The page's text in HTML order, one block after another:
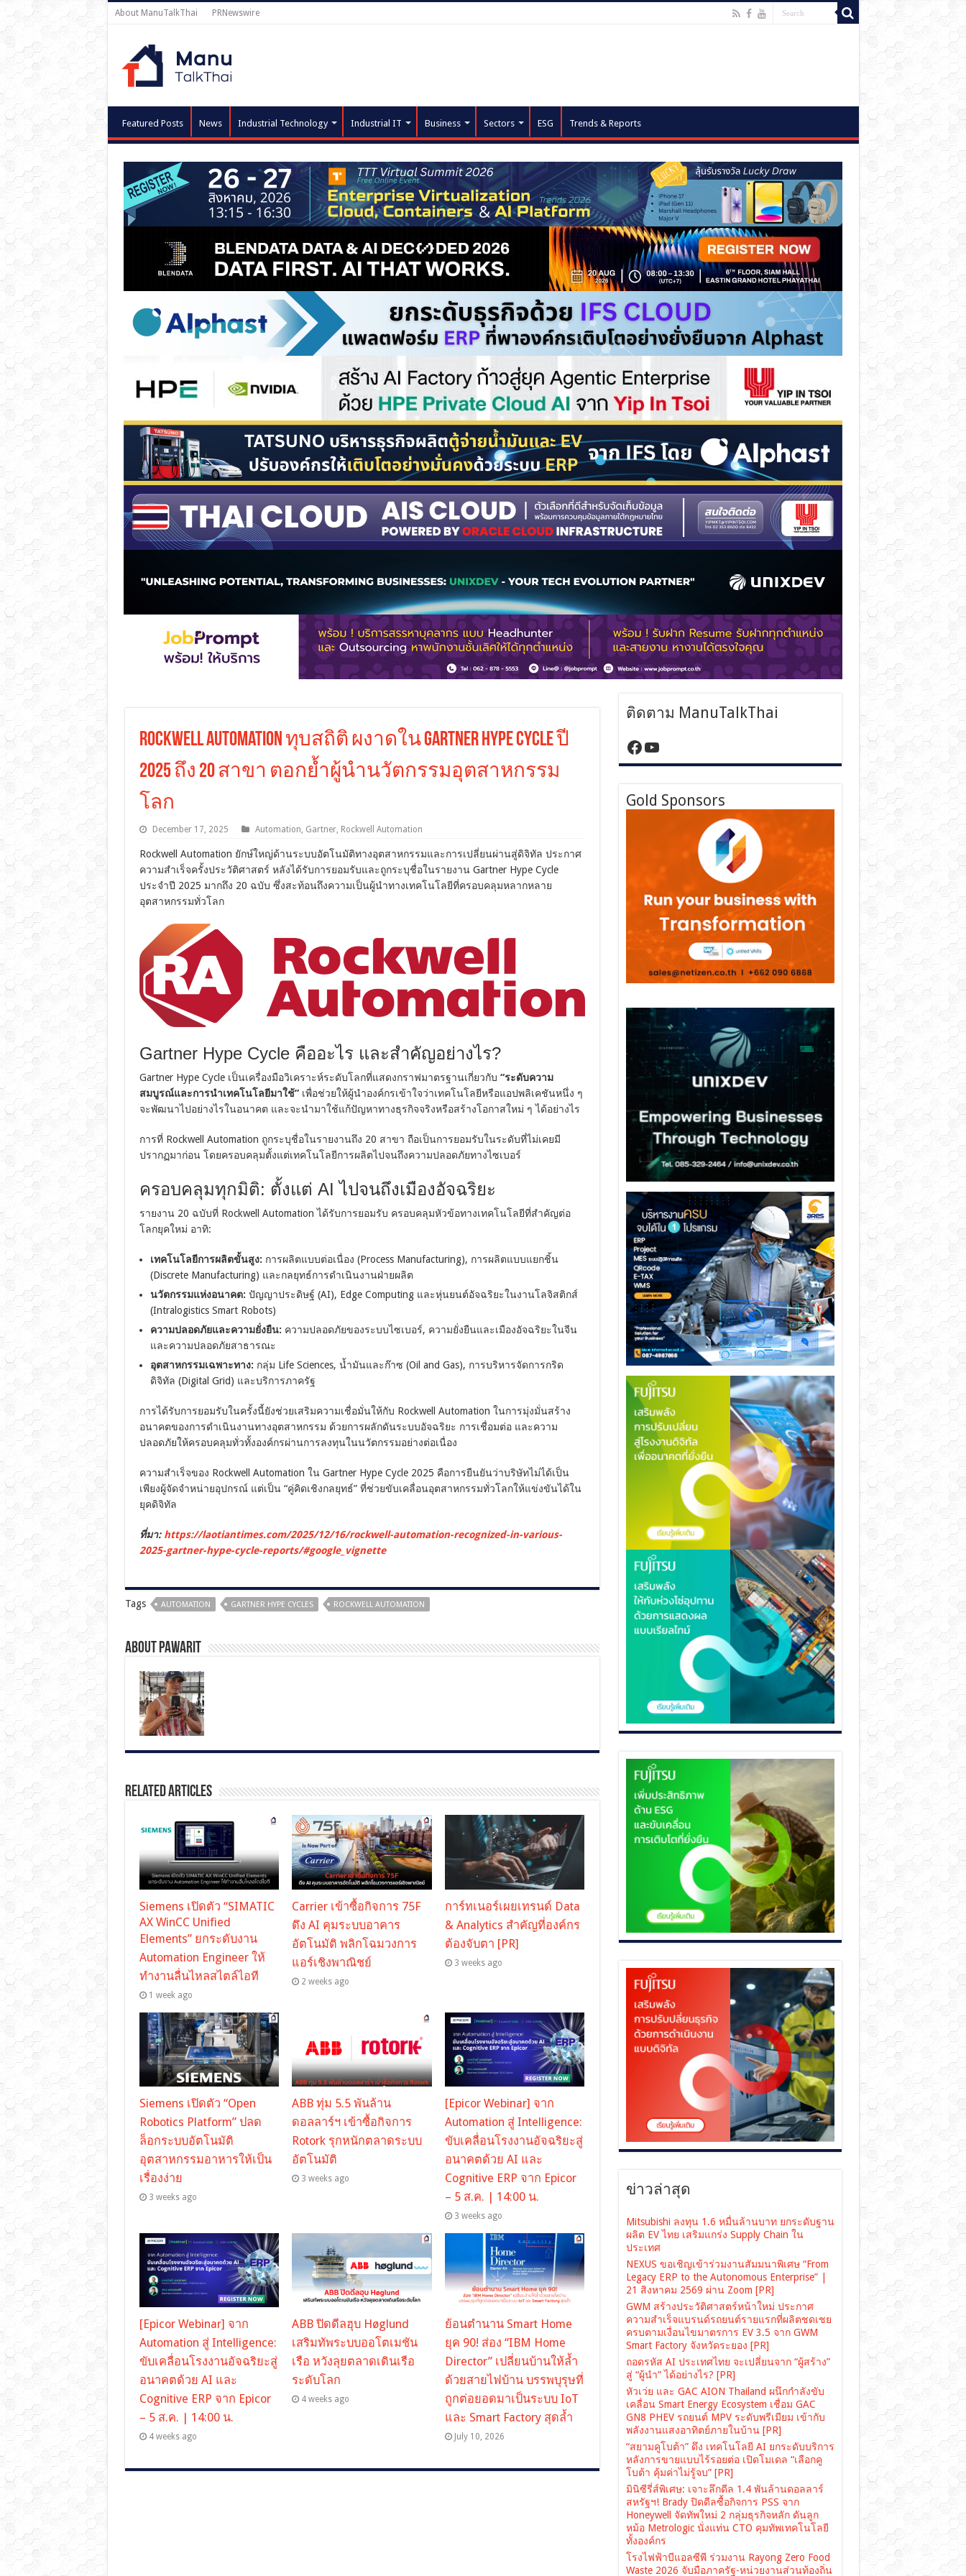
About ManuTalkThai PRNewswire
Featured Posts News Industrial Technology Industrial IT Business Sectors ESG Trends & Reports
Rockwell Automation ทุบสถิติ ผงาดใน Gartner Hype Cycle ปี
2025 ถึง 20 สาขา ตอกย้ำผู้นำนวัตกรรมอุตสาหกรรม
โลก
December 17, 2025 Automation, Gartner, Rockwell Automation
Rockwell Automation ยักษ์ใหญ่ด้านระบบอัตโนมัติทางอุตสาหกรรมและการเปลี่ยนผ่านสู่ดิจิทัล ประกาศ
ความสำเร็จครั้งประวัติศาสตร์ หลังได้รับการยอมรับและถูกระบุชื่อในรายงาน Gartner Hype Cycle
ประจำปี 2025 มากถึง 20 ฉบับ ซึ่งสะท้อนถึงความเป็นผู้นำทางเทคโนโลยีที่ครอบคลุมหลากหลาย
อุตสาหกรรมทั่วโลก
Gartner Hype Cycle คืออะไร และสำคัญอย่างไร?
Gartner Hype Cycle เป็นเครื่องมือวิเคราะห์ระดับโลกที่แสดงกราฟมาตรฐานเกี่ยวกับ “ระดับความ
สมบูรณ์และการนำเทคโนโลยีมาใช้”เพื่อช่วยให้ผู้นำองค์กรเข้าใจว่าเทคโนโลยีหรือแอปพลิเคชันหนึ่ง ๆ
จะพัฒนาไปอย่างไรในอนาคต และจะนำมาใช้แก้ปัญหาทางธุรกิจจริงหรือสร้างโอกาสใหม่ ๆ ได้อย่างไร
การที่ Rockwell Automation ถูกระบุชื่อในรายงานถึง 20 สาขา ถือเป็นการยอมรับในระดับที่ไม่เคยมี
ปรากฏมาก่อน โดยครอบคลุมตั้งแต่เทคโนโลยีการผลิตไปจนถึงความปลอดภัยทางไซเบอร์
ครอบคลุมทุกมิติ: ตั้งแต่ AI ไปจนถึงเมืองอัจฉริยะ
รายงาน 20 ฉบับที่ Rockwell Automation ได้รับการยอมรับ ครอบคลุมหัวข้อทางเทคโนโลยีที่สำคัญต่อ
โลกยุคใหม่ อาทิ:
เทคโนโลยีการผลิตขั้นสูง: การผลิตแบบต่อเนื่อง (Process Manufacturing), การผลิตแบบแยกชิ้น
(Discrete Manufacturing) และกลยุทธ์การดำเนินงานฝ่ายผลิต
นวัตกรรมแห่งอนาคต: ปัญญาประดิษฐ์ (AI), Edge Computing และหุ่นยนต์อัจฉริยะในงานโลจิสติกส์
(Intralogistics Smart Robots)
ความปลอดภัยและความยั่งยืน: ความปลอดภัยของระบบไซเบอร์, ความยั่งยืนและเมืองอัจฉริยะในจีน
และความปลอดภัยสาธารณะ
อุตสาหกรรมเฉพาะทาง: กลุ่ม Life Sciences, น้ำมันและก๊าซ (Oil and Gas), การบริหารจัดการกริด
ดิจิทัล (Digital Grid) และบริการภาครัฐ
การได้รับการยอมรับในครั้งนี้ยังช่วยเสริมความเชื่อมั่นให้กับ Rockwell Automation ในการมุ่งมั่นสร้าง
อนาคตของการดำเนินงานทางอุตสาหกรรม ด้วยการผลักดันระบบอัจฉริยะ การเชื่อมต่อ และความ
ปลอดภัยให้ครอบคลุมทั่วทั้งองค์กรผ่านการลงทุนในนวัตกรรมอย่างต่อเนื่อง
ความสำเร็จของ Rockwell Automation ใน Gartner Hype Cycle 2025 คือการยืนยันว่าบริษัทไม่ได้เป็น
เพียงผู้จัดจำหน่ายอุปกรณ์ แต่เป็น “คู่คิดเชิงกลยุทธ์” ที่ช่วยขับเคลื่อนอุตสาหกรรมทั่วโลกให้แข่งขันได้ใน
ยุคดิจิทัล
ที่มา: https://laotiantimes.com/2025/12/16/rockwell-automation-recognized-in-various-
2025-gartner-hype-cycle-reports/#google_vignette
Tags AUTOMATION GARTNER HYPE CYCLES ROCKWELL AUTOMATION
About pawarit
Related Articles
Siemens เปิดตัว “SIMATIC
AX WinCC Unified
Elements” ยกระดับงาน
Automation Engineer ให้
ทำงานลื่นไหลสไตล์ไอที
1 week ago
Carrier เข้าซื้อกิจการ 75F
ดึง AI คุมระบบอาคาร
อัตโนมัติ พลิกโฉมวงการ
แอร์เชิงพาณิชย์
2 weeks ago
การ์ทเนอร์เผยเทรนด์ Data
& Analytics สำคัญที่องค์กร
ต้องจับตา [PR]
3 weeks ago
Siemens เปิดตัว “Open
Robotics Platform” ปลด
ล็อกระบบอัตโนมัติ
อุตสาหกรรมอาหารให้เป็น
เรื่องง่าย
3 weeks ago
ABB ทุ่ม 5.5 พันล้าน
ดอลลาร์ฯ เข้าซื้อกิจการ
Rotork รุกหนักตลาดระบบ
อัตโนมัติ
3 weeks ago
[Epicor Webinar] จาก
Automation สู่ Intelligence:
ขับเคลื่อนโรงงานอัจฉริยะสู่
อนาคตด้วย AI และ
Cognitive ERP จาก Epicor
– 5 ส.ค. | 14:00 น.
3 weeks ago
[Epicor Webinar] จาก
Automation สู่ Intelligence:
ขับเคลื่อนโรงงานอัจฉริยะสู่
อนาคตด้วย AI และ
Cognitive ERP จาก Epicor
– 5 ส.ค. | 14:00 น.
4 weeks ago
ABB ปิดดีลฮุบ Høglund
เสริมทัพระบบออโตเมชัน
เรือ หวังลุยตลาดเดินเรือ
ระดับโลก
4 weeks ago
ย้อนตำนาน Smart Home
ยุค 90! ส่อง “IBM Home
Director” เปลี่ยนบ้านให้ล้ำ
ด้วยสายไฟบ้าน บรรพบุรุษที่
ถูกต่อยอดมาเป็นระบบ IoT
และ Smart Factory สุดล้ำ
July 10, 2026
ติดตาม ManuTalkThai
https://www.facebook.com/manutalkthai/
YouTube
Gold Sponsors
ข่าวล่าสุด
Mitsubishi ลงทุน 1.6 หมื่นล้านบาท ยกระดับฐาน
ผลิต EV ไทย เสริมแกร่ง Supply Chain ใน
ประเทศ
NEXUS ขอเชิญเข้าร่วมงานสัมมนาพิเศษ “From
Legacy ERP to the Autonomous Enterprise” |
21 สิงหาคม 2569 ผ่าน Zoom [PR]
GWM สร้างประวัติศาสตร์หน้าใหม่ ประกาศ
ความสำเร็จแบรนด์รถยนต์รายแรกที่ผลิตชดเชย
ครบตามเงื่อนไขมาตรการ EV 3.5 จาก GWM
Smart Factory จังหวัดระยอง [PR]
ถอดรหัส AI ประเทศไทย จะเปลี่ยนจาก “ผู้สร้าง”
สู่ “ผู้นำ” ได้อย่างไร? [PR]
หัวเว่ย และ GAC AION Thailand ผนึกกำลังขับ
เคลื่อน Smart Energy Ecosystem เชื่อม GAC
GN8 PHEV รถยนต์ MPV ระดับพรีเมียม เข้ากับ
พลังงานแสงอาทิตย์ภายในบ้าน [PR]
“สยามคูโบต้า” ดึง เทคโนโลยี AI ยกระดับบริการ
หลังการขายแบบไร้รอยต่อ เปิดโมเดล “เลือกคู
โบต้า คุ้มค่าไม่รู้จบ” [PR]
มินิซีรี่ส์พิเศษ: เจาะลึกดีล 1.4 พันล้านดอลลาร์
สหรัฐฯ! Brady ปิดดีลซื้อกิจการ PSS จาก
Honeywell จัดทัพใหม่ 2 กลุ่มธุรกิจหลัก ดันลูก
หม้อ Metrologic นั่งแท่น CTO คุมทัพเทคโนโลยี
ทั้งองค์กร
โรงไฟฟ้าบีแอลซีพี ร่วมงาน Rayong Zero Food
Waste 2026 จับมือภาครัฐ-หน่วยงานส่วนท้องถิ่น